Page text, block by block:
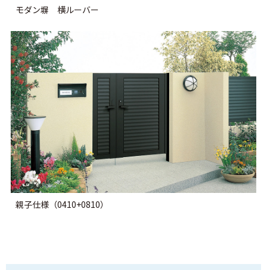
モダン塀 横ルーバー
親子仕様（0410+0810）